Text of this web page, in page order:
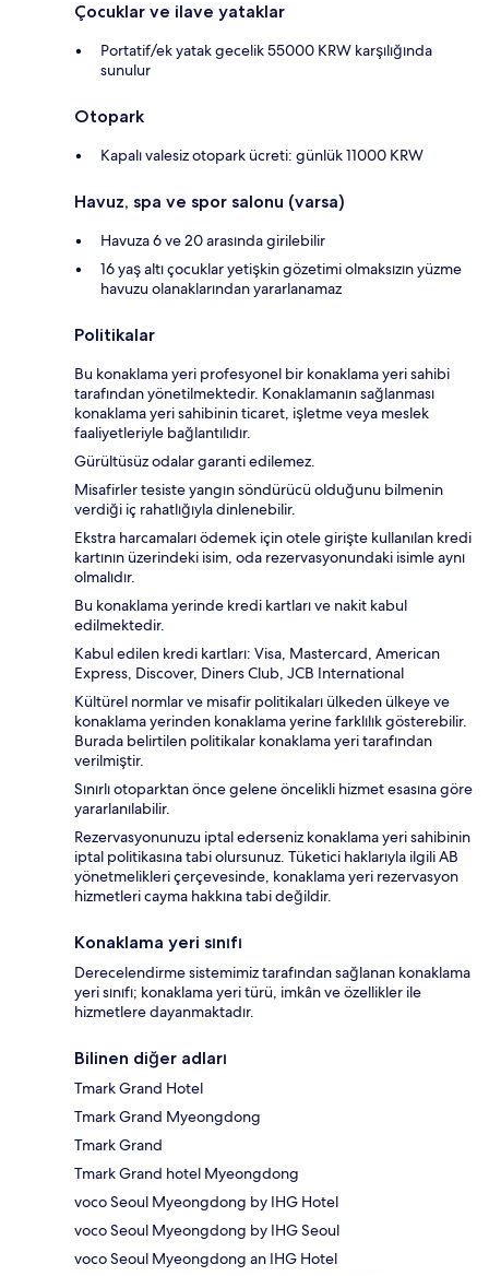
Çocuklar ve ilave yataklar
Portatif/ek yatak gecelik 55000 KRW karşılığında
sunulur
Otopark
Kapalı valesiz otopark ücreti: günlük 11000 KRW
Havuz, spa ve spor salonu (varsa)
Havuza 6 ve 20 arasında girilebilir
16 yaş altı çocuklar yetişkin gözetimi olmaksızın yüzme
havuzu olanaklarından yararlanamaz
Politikalar
Bu konaklama yeri profesyonel bir konaklama yeri sahibi
tarafından yönetilmektedir. Konaklamanın sağlanması
konaklama yeri sahibinin ticaret, işletme veya meslek
faaliyetleriyle bağlantılıdır.
Gürültüsüz odalar garanti edilemez.
Misafirler tesiste yangın söndürücü olduğunu bilmenin
verdiği iç rahatlığıyla dinlenebilir.
Ekstra harcamaları ödemek için otele girişte kullanılan kredi
kartının üzerindeki isim, oda rezervasyonundaki isimle aynı
olmalıdır.
Bu konaklama yerinde kredi kartları ve nakit kabul
edilmektedir.
Kabul edilen kredi kartları: Visa, Mastercard, American
Express, Discover, Diners Club, JCB International
Kültürel normlar ve misafir politikaları ülkeden ülkeye ve
konaklama yerinden konaklama yerine farklılık gösterebilir.
Burada belirtilen politikalar konaklama yeri tarafından
verilmiştir.
Sınırlı otoparktan önce gelene öncelikli hizmet esasına göre
yararlanılabilir.
Rezervasyonunuzu iptal ederseniz konaklama yeri sahibinin
iptal politikasına tabi olursunuz. Tüketici haklarıyla ilgili AB
yönetmelikleri çerçevesinde, konaklama yeri rezervasyon
hizmetleri cayma hakkına tabi değildir.
Konaklama yeri sınıfı
Derecelendirme sistemimiz tarafından sağlanan konaklama
yeri sınıfı; konaklama yeri türü, imkân ve özellikler ile
hizmetlere dayanmaktadır.
Bilinen diğer adları
Tmark Grand Hotel
Tmark Grand Myeongdong
Tmark Grand
Tmark Grand hotel Myeongdong
voco Seoul Myeongdong by IHG Hotel
voco Seoul Myeongdong by IHG Seoul
voco Seoul Myeongdong an IHG Hotel